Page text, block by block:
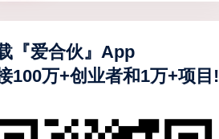
『爱合伙』App
100万+创业者和1万+项目!